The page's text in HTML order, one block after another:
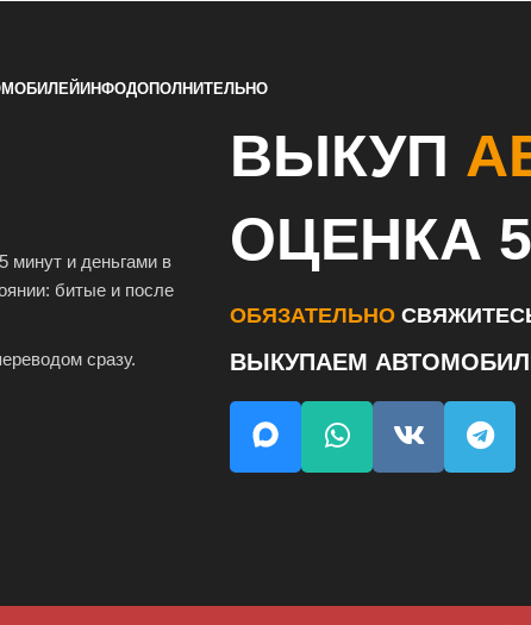
ИНФОДОПОЛНИТЕЛЬНО
минут и деньгами в
битые и после
сразу.
ВЫКУП
ОЦЕНКА
ОБЯЗАТЕЛЬНО
ВЫКУПАЕМ